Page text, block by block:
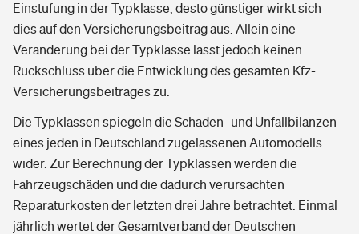
Einstufung in der Typklasse, desto günstiger wirkt sich
dies auf den Versicherungsbeitrag aus. Allein eine
Veränderung bei der Typklasse lässt jedoch keinen
Rückschluss über die Entwicklung des gesamten Kfz-
Versicherungsbeitrages zu.
Die Typklassen spiegeln die Schaden- und Unfallbilanzen
eines jeden in Deutschland zugelassenen Automodells
wider. Zur Berechnung der Typklassen werden die
Fahrzeugschäden und die dadurch verursachten
Reparaturkosten der letzten drei Jahre betrachtet. Einmal
jährlich wertet der Gesamtverband der Deutschen